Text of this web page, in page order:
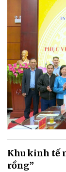
Khu kinh tế
rồng”